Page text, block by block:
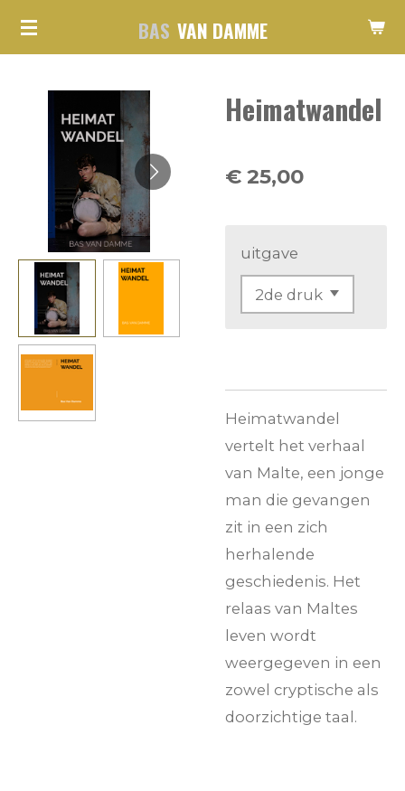
Ga
hoofdinhoud
BAS VAN DAMME
Heimatwandel
€ 25,00
uitgave
Heimatwandel
vertelt het verhaal
van Malte, een jonge
man die gevangen
zit in een zich
herhalende
geschiedenis. Het
relaas van Maltes
leven wordt
weergegeven in een
zowel cryptische als
doorzichtige taal.